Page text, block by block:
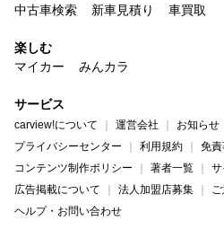
中古車検索
新車見積り 車買取
楽しむ
マイカー
みんカラ
サービス
carview!について 運営会社 お知らせ
プライバシーセンター
利用規約
免
コンテンツ制作ポリシー
著者一覧
広告掲載について
法人加盟店募集
ヘルプ・お問い合わせ